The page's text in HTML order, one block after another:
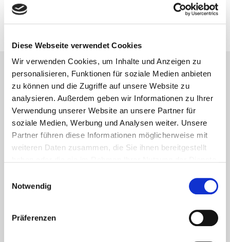
Diese Webseite verwendet Cookies
Wir verwenden Cookies, um Inhalte und Anzeigen zu
personalisieren, Funktionen für soziale Medien anbieten
zu können und die Zugriffe auf unsere Website zu
analysieren. Außerdem geben wir Informationen zu Ihrer
Verwendung unserer Website an unsere Partner für
soziale Medien, Werbung und Analysen weiter. Unsere
Partner führen diese Informationen möglicherweise mit
weiteren Daten zusammen, die Sie ihnen bereitgestellt
Notwendig
Präferenzen
10. September 2013
Lesetipps
UNSERE EMPFEHLUNGEN